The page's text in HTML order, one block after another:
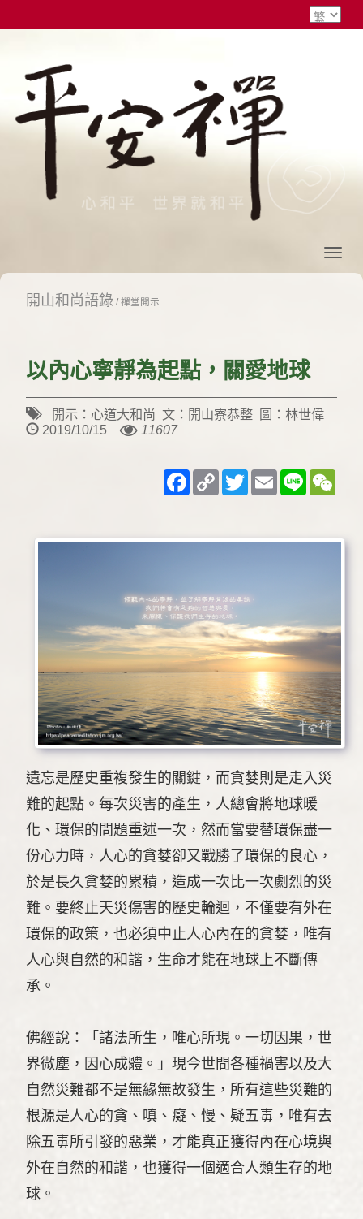
開山和尚語錄/禪堂開示
以內心寧靜為起點，關愛地球
開示：心道大和尚 文：開山寮恭整 圖：林世偉
2019/10/15
11607
Facebook
Copy
Link
TwitterEmailLine
遺忘是歷史重複發生的關鍵，而貪婪則是走入災
難的起點。每次災害的產生，人總會將地球暖
化、環保的問題重述一次，然而當要替環保盡一
份心力時，人心的貪婪卻又戰勝了環保的良心，
於是長久貪婪的累積，造成一次比一次劇烈的災
難。要終止天災傷害的歷史輪迴，不僅要有外在
環保的政策，也必須中止人心內在的貪婪，唯有
人心與自然的和諧，生命才能在地球上不斷傳
承。
佛經說：「諸法所生，唯心所現。一切因果，世
界微塵，因心成體。」現今世間各種禍害以及大
自然災難都不是無緣無故發生，所有這些災難的
根源是人心的貪、嗔、癡、慢、疑五毒，唯有去
除五毒所引發的惡業，才能真正獲得內在心境與
外在自然的和諧，也獲得一個適合人類生存的地
球。